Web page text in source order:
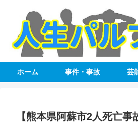
ホーム 事件・事故 芸
【熊本県阿蘇市2人死亡事